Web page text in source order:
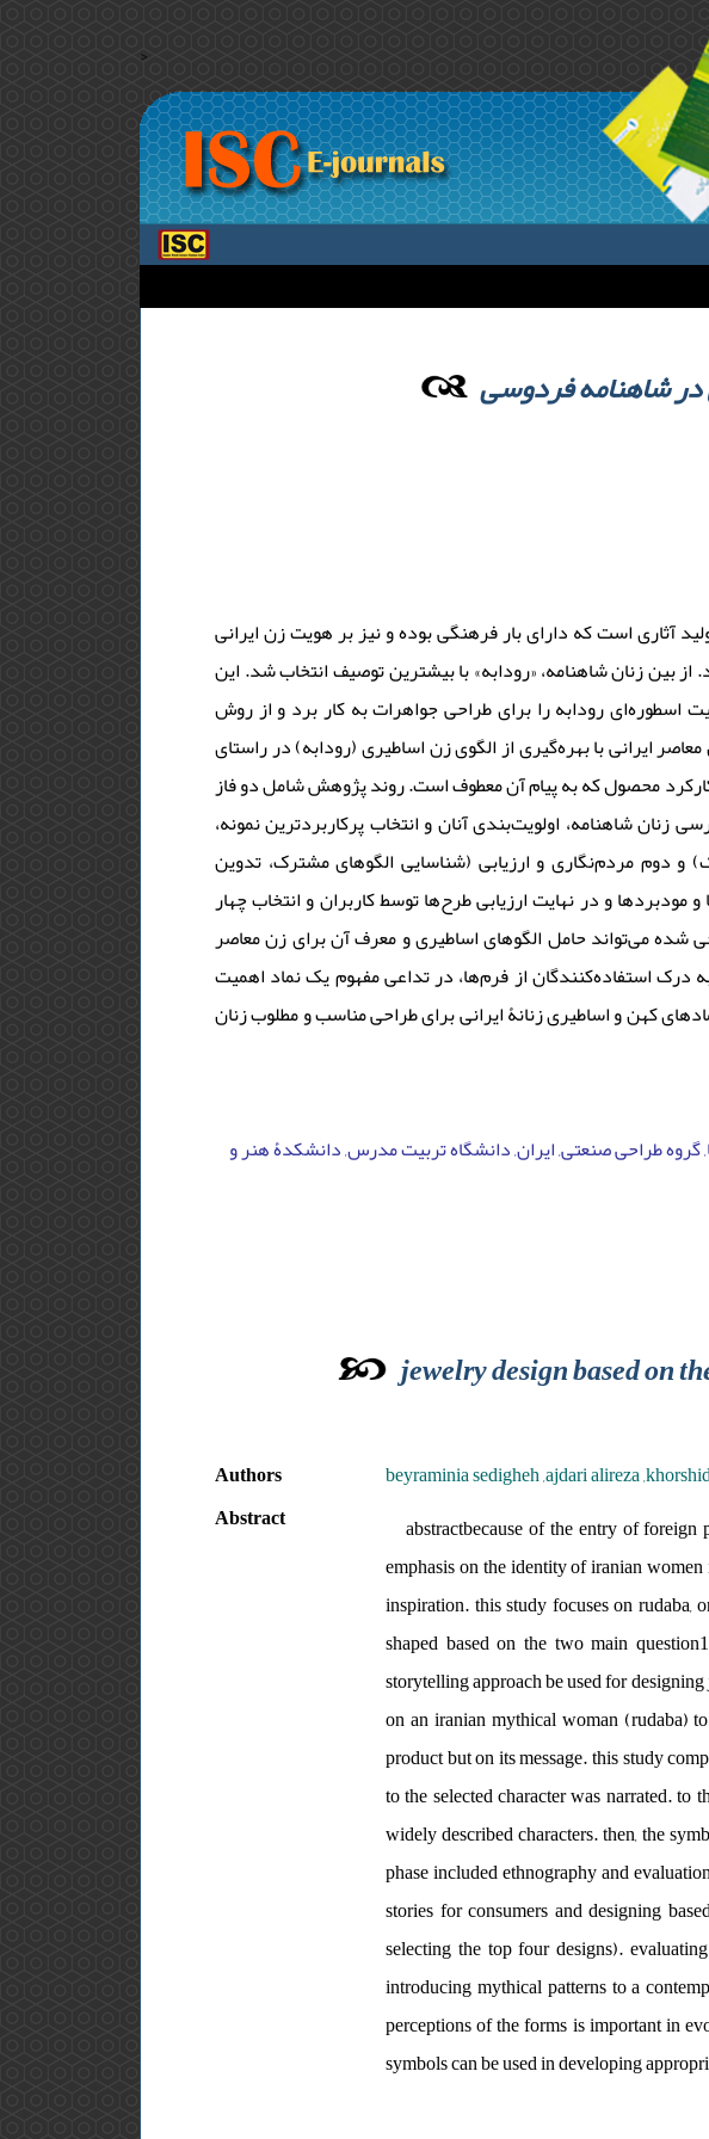
>
شاهنامه فردوسی
آثاری است که دارای بار فرهنگی بوده و نیز بر هویت زن ایرانی
بین زنان شاهنامه، «رودابه» با بیشترین توصیف انتخاب شد. این
رودابه را برای طراحی جواهرات به کار برد و از روش
ایرانی با بهره‌گیری از الگوی زن اساطیری (رودابه) در راستای
محصول که به پیام آن معطوف است. روند پژوهش شامل دو فاز
شاهنامه، اولویت‌بندی آنان و انتخاب پرکاربردترین نمونه،
و دوم مردم‌نگاری و ارزیابی (شناسایی الگوهای مشترک، تدوین
و در نهایت ارزیابی طرح‌ها توسط کاربران و انتخاب چهار
شده می‌تواند حامل الگوهای اساطیری و معرف آن برای زن معاصر
استفاده‌کنندگان از فرم‌ها، در تداعی مفهوم یک نماد اهمیت
کهن و اساطیری زنانۀ ایرانی برای طراحی مناسب و مطلوب زنان
گروه طراحی صنعتی, ایران, دانشگاه تربیت مدرس, دانشکدۀ هنر و
jewelry design based on
Authors
beyraminia sedigheh ,ajdari alireza
Abstract
abstractbecause of the entry of
emphasis on the identity of iranian
inspiration. this study focuses on rudaba,
shaped based on the two main
storytelling approach be used for
on an iranian mythical woman (rudaba)
product but on its message. this study
to the selected character was narrated.
widely described characters. then, the
phase included ethnography and
stories for consumers and designing
selecting the top four designs).
introducing mythical patterns to a
perceptions of the forms is important in
symbols can be used in developing